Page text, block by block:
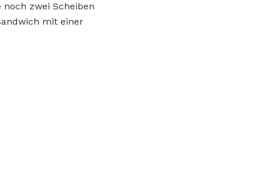
zwei Scheiben
mit einer